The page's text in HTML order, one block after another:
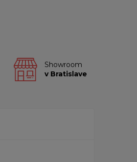
Showroom
v Bratislave